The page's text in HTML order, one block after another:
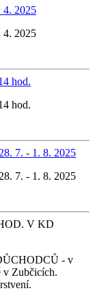
2025
2025
hod.
hod.
7. - 1. 8. 2025
7. - 1. 8. 2025
V KD
- v
v Zubčicích.